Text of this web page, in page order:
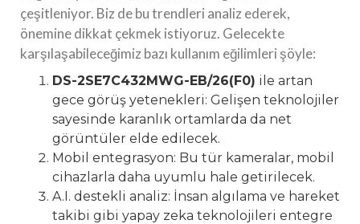
çeşitleniyor. Biz de bu trendleri analiz ederek,
önemine dikkat çekmek istiyoruz. Gelecekte
karşılaşabileceğimiz bazı kullanım eğilimleri şöyle:
DS-2SE7C432MWG-EB/26(F0) ile artan
gece görüş yetenekleri: Gelişen teknolojiler
sayesinde karanlık ortamlarda da net
görüntüler elde edilecek.
Mobil entegrasyon: Bu tür kameralar, mobil
cihazlarla daha uyumlu hale getirilecek.
A.I. destekli analiz: İnsan algılama ve hareket
takibi gibi yapay zeka teknolojileri entegre